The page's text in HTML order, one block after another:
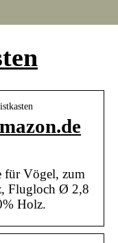
für Vögel, zum
Flugloch Ø 2,8
Holz.